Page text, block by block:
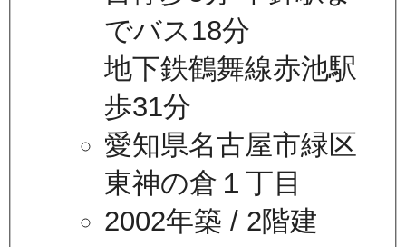
でバス18分
地下鉄鶴舞線赤池駅
歩31分
愛知県名古屋市緑区
東神の倉１丁目
2002年築 / 2階建